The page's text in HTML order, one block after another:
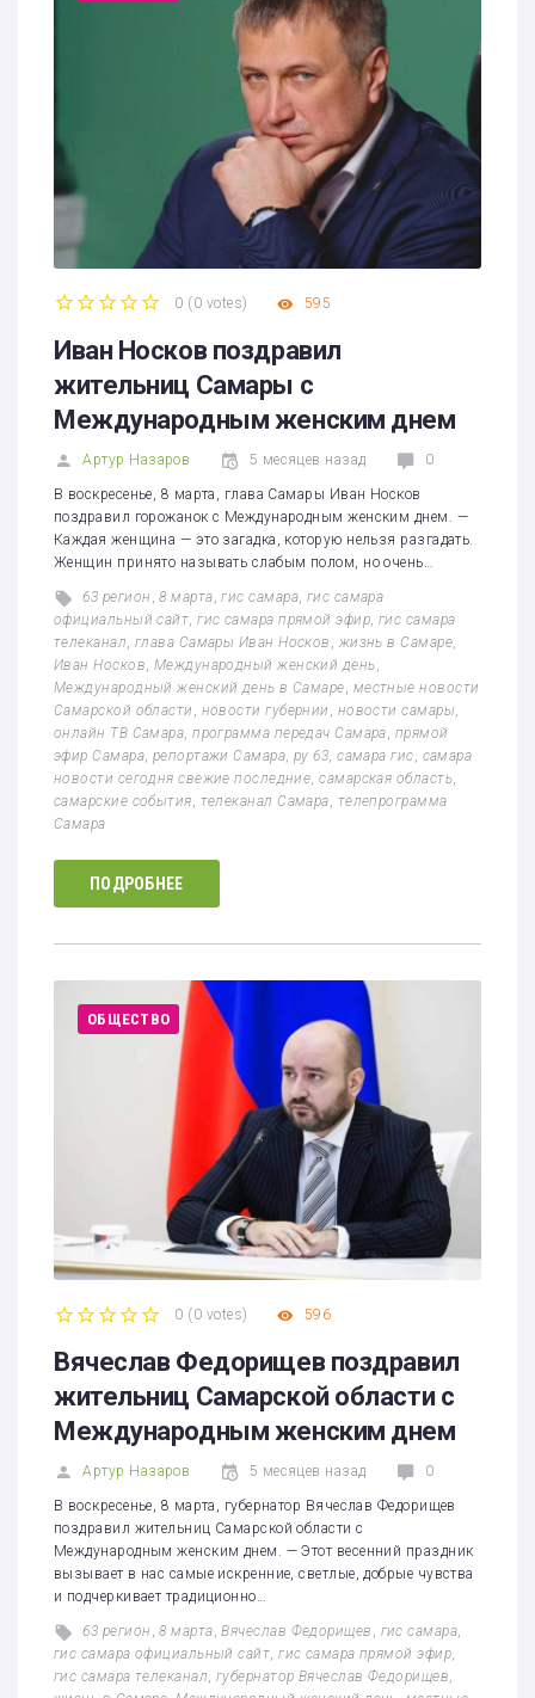
0 ( 0 votes) 595
Иван Носков поздравил
жительниц Самары с
Международным женским днем
Артур Назаров 5 месяцев назад 0
В воскресенье, 8 марта, глава Самары Иван Носков
поздравил горожанок с Международным женским днем. —
Каждая женщина — это загадка, которую нельзя разгадать.
Женщин принято называть слабым полом, но очень…
63 регион ,8 марта,гис самара, гис самара
официальный сайт,гис самара прямой эфир, гис самара
телеканал, глава Самары Иван Носков , жизнь в Самаре,
Иван Носков, Международный женский день,
Международный женский день в Самаре, местные новости
Самарской области , новости губернии , новости самары,
онлайн ТВ Самара,программа передач Самара, прямой
эфир Самара, репортажи Самара, ру 63,самара гис, самара
новости сегодня свежие последние,самарская область,
самарские события, телеканал Самара, телепрограмма
Самара
ПОДРОБНЕЕ
ОБЩЕСТВО
0 ( 0 votes) 596
Вячеслав Федорищев поздравил
жительниц Самарской области с
Международным женским днем
Артур Назаров 5 месяцев назад 0
В воскресенье, 8 марта, губернатор Вячеслав Федорищев
поздравил жительниц Самарской области с
Международным женским днем. — Этот весенний праздник
вызывает в нас самые искренние, светлые, добрые чувства
и подчеркивает традиционно…
63 регион ,8 марта,Вячеслав Федорищев , гис самара,
гис самара официальный сайт,гис самара прямой эфир,
гис самара телеканал, губернатор Вячеслав Федорищев,